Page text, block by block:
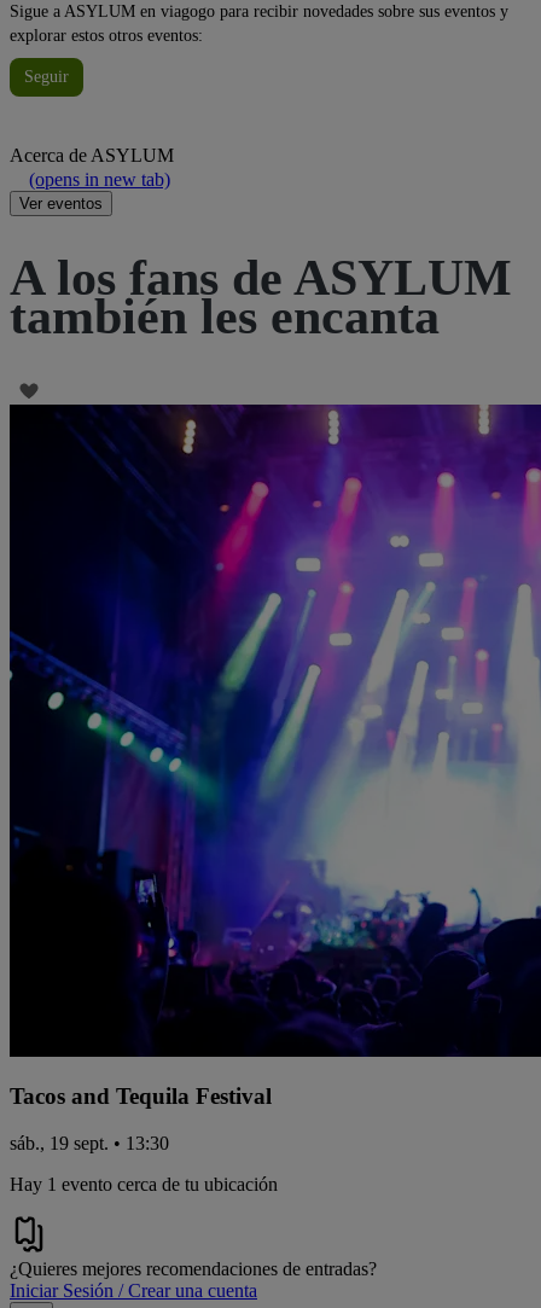
Sigue a ASYLUM en viagogo para recibir novedades sobre sus eventos y
explorar estos otros eventos:
Seguir
Acerca de ASYLUM
(opens in new tab)
Ver eventos
A los fans de ASYLUM
también les encanta
Tacos and Tequila Festival
sáb., 19 sept. • 13:30
Hay 1 evento cerca de tu ubicación
¿Quieres mejores recomendaciones de entradas?
Iniciar Sesión / Crear una cuenta